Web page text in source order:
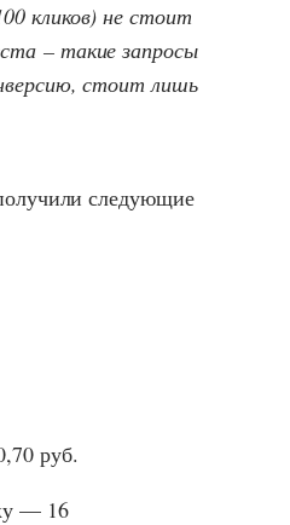
кликов) не стоит
– такие запросы
стоит лишь
следующие
руб.
— 16